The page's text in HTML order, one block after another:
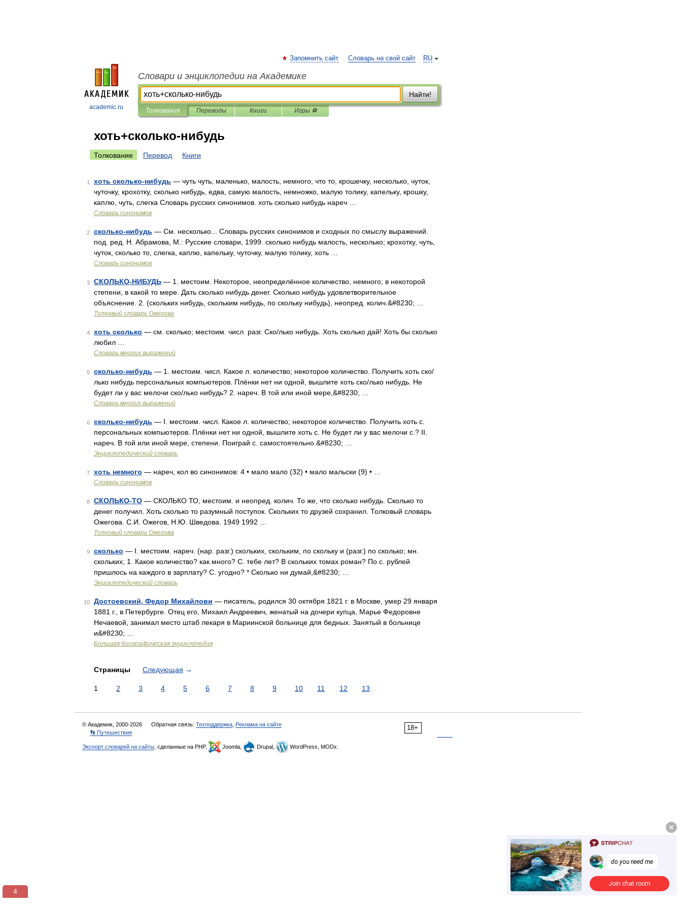
academic.ru
RU
Запомнить сайт Словарь на свой сайт
Словари и энциклопедии на Академике
Найти!
Толкования Переводы Книги Игры ⚽
хоть+сколько-нибудь
Толкование Перевод Книги
1 хоть сколько-нибудь — чуть чуть, маленько, малость, немного, что то, крошечку, несколько, чуток,
чуточку, крохотку, сколько нибудь, едва, самую малость, немножко, малую толику, капельку, крошку,
каплю, чуть, слегка Словарь русских синонимов. хоть сколько нибудь нареч …
Словарь синонимов
2 сколько-нибудь — См. несколько... Словарь русских синонимов и сходных по смыслу выражений.
под. ред. Н. Абрамова, М.: Русские словари, 1999. сколько нибудь малость, несколько; крохотку, чуть,
чуток, сколько то, слегка, каплю, капельку, чуточку, малую толику, хоть …
Словарь синонимов
3 СКОЛЬКО-НИБУДЬ — 1. местоим. Некоторое, неопределённое количество, немного; в некоторой
степени, в какой то мере. Дать сколько нибудь денег. Сколько нибудь удовлетворительное
объяснение. 2. (скольких нибудь, скольким нибудь, по скольку нибудь), неопред. колич.&#8230; …
Толковый словарь Ожегова
4 хоть сколько — см. сколько; местоим. числ. разг. Ско/лько нибудь. Хоть сколько дай! Хоть бы сколько
любил …
Словарь многих выражений
5 сколько-нибудь — 1. местоим. числ. Какое л. количество; некоторое количество. Получить хоть ско/
лько нибудь персональных компьютеров. Плёнки нет ни одной, вышлите хоть ско/лько нибудь. Не
будет ли у вас мелочи ско/лько нибудь? 2. нареч. В той или иной мере,&#8230; …
Словарь многих выражений
6 сколько-нибудь — I. местоим. числ. Какое л. количество; некоторое количество. Получить хоть с.
персональных компьютеров. Плёнки нет ни одной, вышлите хоть с. Не будет ли у вас мелочи с.? II.
нареч. В той или иной мере, степени. Поиграй с. самостоятельно.&#8230; …
Энциклопедический словарь
7 хоть немного — нареч, кол во синонимов: 4 • мало мало (32) • мало мальски (9) • …
Словарь синонимов
8 СКОЛЬКО-ТО — СКОЛЬКО ТО, местоим. и неопред. колич. То же, что сколько нибудь. Сколько то
денег получил. Хоть сколько то разумный поступок. Скольких то друзей сохранил. Толковый словарь
Ожегова. С.И. Ожегов, Н.Ю. Шведова. 1949 1992 …
Толковый словарь Ожегова
9 сколько — I. местоим. нареч. (нар. разг.) скольких, скольким, по скольку и (разг.) по сколько; мн.
скольких; 1. Какое количество? как много? С. тебе лет? В скольких томах роман? По с. рублей
пришлось на каждого в зарплату? С. угодно? * Сколько ни думай,&#8230; …
Энциклопедический словарь
10 Достоевский, Федор Михайлови — писатель, родился 30 октября 1821 г. в Москве, умер 29 января
1881 г., в Петербурге. Отец его, Михаил Андреевич, женатый на дочери купца, Марье Федоровне
Нечаевой, занимал место штаб лекаря в Мариинской больнице для бедных. Занятый в больнице
и&#8230; …
Большая биографическая энциклопедия
Страницы Следующая →
1 2 3 4 5 6 7 8 9 10 11 12 13
18+
© Академик, 2000-2026 Обратная связь: Техподдержка Реклама на сайте
👣 Путешествия
Экспорт словарей на сайты , сделанные на PHP, Joomla, Drupal, WordPress, MODx.
3